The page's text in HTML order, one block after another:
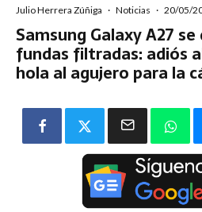
Julio Herrera Zúñiga · Noticias · 20/05/
Samsung Galaxy A27
fundas filtradas: adiós
hola al agujero para la